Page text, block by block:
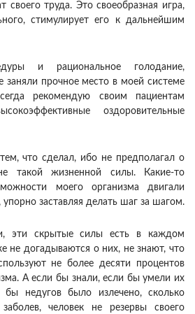
своего труда. Это своеобразная игра,
стимулирует его к дальнейшим
и рациональное голодание,
заняли прочное место в моей системе
рекомендую своим пациентам
оздоровительные
что сделал, ибо не предполагал о
такой жизненной силы. Какие-то
моего организма двигали
заставляя делать шаг за шагом.
эти скрытые силы есть в каждом
не догадываются о них, не знают, что
не более десяти процентов
А если бы знали, если бы умели их
бы недугов было излечено, сколько
человек не резервы своего